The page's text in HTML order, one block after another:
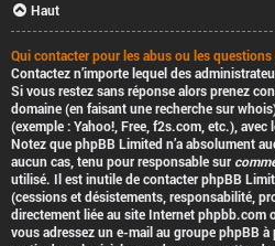
Haut
Qui contacter pour les abus ou les
Contactez n’importe lequel des
Si vous restez sans réponse alors prenez
domaine (en faisant unerecherche sur whois
(exemple : Yahoo!, Free, f2s.com, etc.),
Notez que phpBB Limited n’a absolument
aucun cas, tenu pour responsable sur
utilisé. Il est inutile de contacter phpBB
(cessions et désistements, responsabilité,
directement liéeau site Internet phpbb.com
vous adressez un e-mail au groupe phpBB à